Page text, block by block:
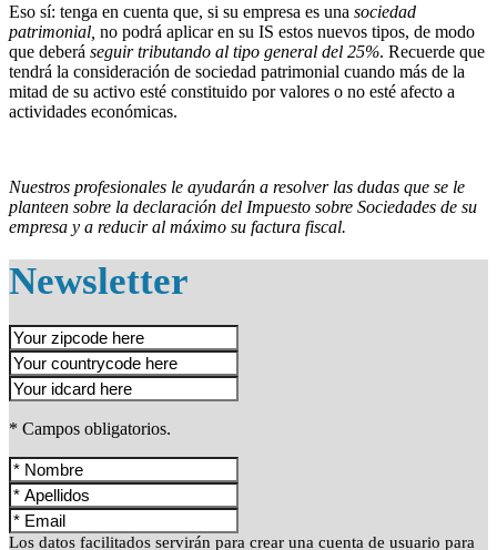
Eso sí: tenga en cuenta que, si su empresa es una sociedad
patrimonial, no podrá aplicar en su IS estos nuevos tipos, de modo
que deberá seguir tributando al tipo general del 25%. Recuerde que
tendrá la consideración de sociedad patrimonial cuando más de la
mitad de su activo esté constituido por valores o no esté afecto a
actividades económicas.
Nuestros profesionales le ayudarán a resolver las dudas que se le
planteen sobre la declaración del Impuesto sobre Sociedades de su
empresa y a reducir al máximo su factura fiscal.
Newsletter
* Campos obligatorios.
Los datos facilitados servirán para crear una cuenta de usuario para